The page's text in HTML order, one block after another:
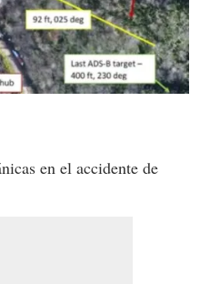
en el accidente de